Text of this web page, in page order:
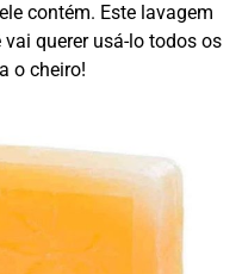
contém. Este lavagem
querer usá-lo todos os
o cheiro!